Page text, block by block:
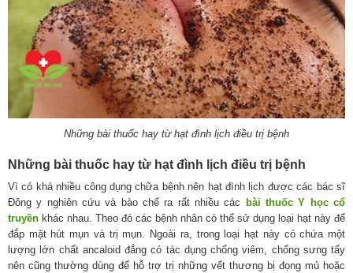
Những bài thuốc hay từ hạt đình lịch điều trị bệnh
Những bài thuốc hay từ hạt đình lịch điều trị bệnh
Vì có khá nhiều công dụng chữa bệnh nên hạt đình lịch được các bác sĩ
Đông y nghiên cứu và bào chế ra rất nhiều các bài thuốc Y học cổ
truyền khác nhau. Theo đó các bệnh nhân có thể sử dụng loại hạt này để
đắp mặt hút mụn và trị mụn. Ngoài ra, trong loại hạt này có chứa một
lượng lớn chất ancaloid đắng có tác dụng chống viêm, chống sưng tấy
nên cũng thường dùng để hỗ trợ trị những vết thương bị đọng mủ hoặc